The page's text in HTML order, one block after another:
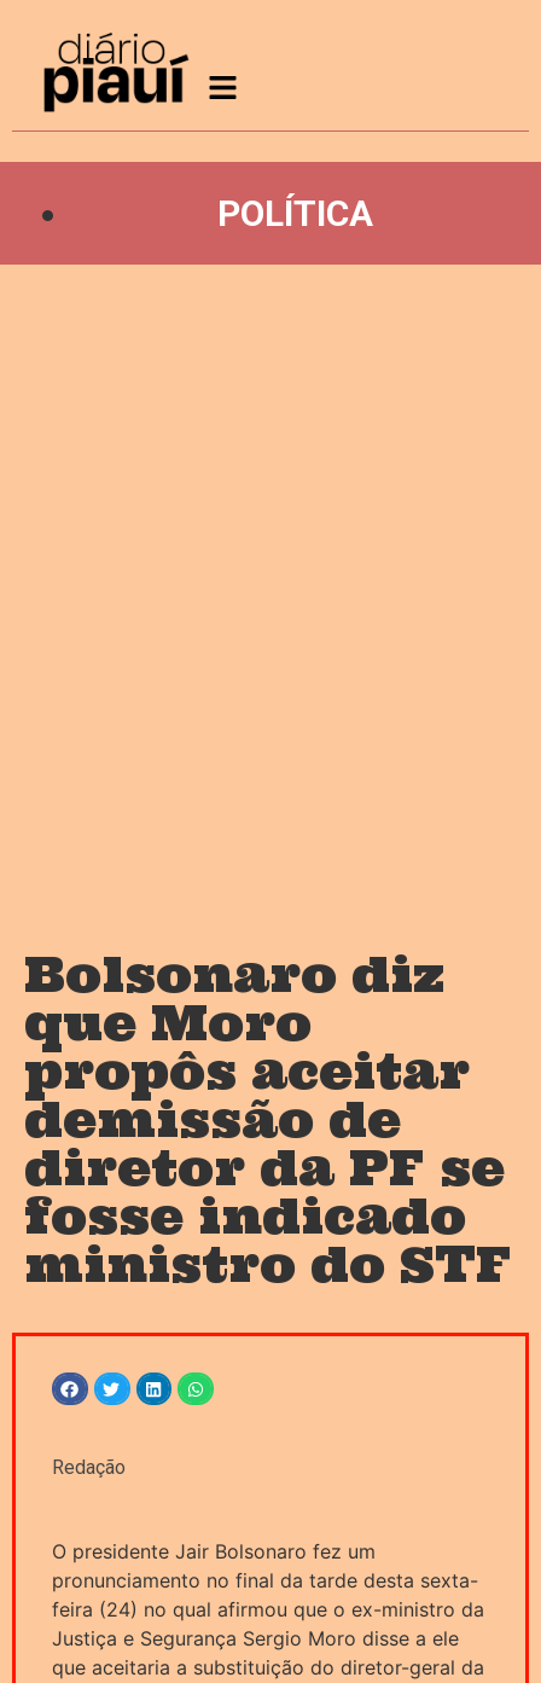
POLÍTICA
Bolsonaro diz
que Moro
propôs aceitar
demissão de
diretor da PF se
fosse indicado
ministro do STF
Redação
O presidente Jair Bolsonaro fez um
pronunciamento no final da tarde desta sexta-
feira (24) no qual afirmou que o ex-ministro da
Justiça e Segurança Sergio Moro disse a ele
que aceitaria a substituição do diretor-geral da